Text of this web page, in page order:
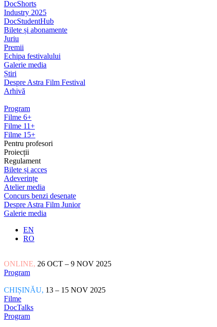
DocShorts
Industry 2025
DocStudentHub
Bilete și abonamente
Juriu
Premii
Echipa festivalului
Galerie media
Știri
Despre Astra Film Festival
Arhivă
Program
Filme 6+
Filme 11+
Filme 15+
Pentru profesori
Proiecții
Regulament
Bilete și acces
Adeverințe
Atelier media
Concurs benzi desenate
Despre Astra Film Junior
Galerie media
EN
RO
ONLINE, 26 OCT – 9 NOV 2025
Program
CHIȘINĂU, 13 – 15 NOV 2025
Filme
DocTalks
Program